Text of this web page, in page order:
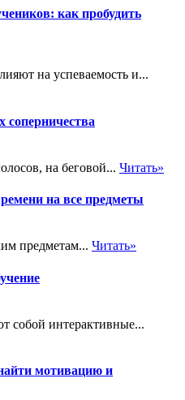
как пробудить
на успеваемость и...
на беговой... Читать»
на все предметы
предметам... Читать»
собой интерактивные...
мотивацию и